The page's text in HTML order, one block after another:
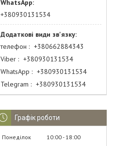
+380930131534
телефон
+380662884343
Viber
+380930131534
WhatsApp
+380930131534
Telegram
+380930131534
Графік роботи
Понеділок 10:00 18:00